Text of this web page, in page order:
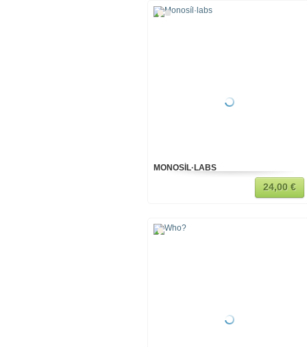
MONOSÍL·LABS
24,00 €